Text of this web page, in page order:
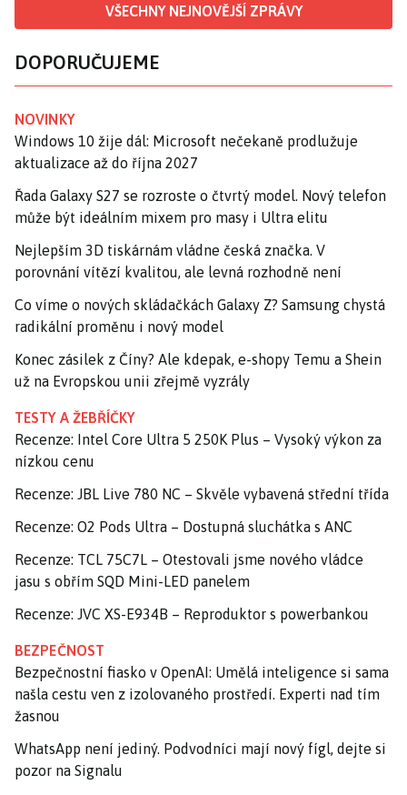
VŠECHNY NEJNOVĚJŠÍ ZPRÁVY
DOPORUČUJEME
NOVINKY
Windows 10 žije dál: Microsoft nečekaně prodlužuje
aktualizace až do října 2027
Řada Galaxy S27 se rozroste o čtvrtý model. Nový telefon
může být ideálním mixem pro masy i Ultra elitu
Nejlepším 3D tiskárnám vládne česká značka. V
porovnání vítězí kvalitou, ale levná rozhodně není
Co víme o nových skládačkách Galaxy Z? Samsung chystá
radikální proměnu i nový model
Konec zásilek z Číny? Ale kdepak, e-shopy Temu a Shein
už na Evropskou unii zřejmě vyzrály
TESTY A ŽEBŘÍČKY
Recenze: Intel Core Ultra 5 250K Plus – Vysoký výkon za
nízkou cenu
Recenze: JBL Live 780 NC – Skvěle vybavená střední třída
Recenze: O2 Pods Ultra – Dostupná sluchátka s ANC
Recenze: TCL 75C7L – Otestovali jsme nového vládce
jasu s obřím SQD Mini-LED panelem
Recenze: JVC XS-E934B – Reproduktor s powerbankou
BEZPEČNOST
Bezpečnostní fiasko v OpenAI: Umělá inteligence si sama
našla cestu ven z izolovaného prostředí. Experti nad tím
žasnou
WhatsApp není jediný. Podvodníci mají nový fígl, dejte si
pozor na Signalu